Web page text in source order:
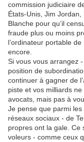
commission judiciaire
États-Unis, Jim
Blanche pour qu’il
fraude plus ou moins
l’ordinateur portable
encore.
Si vous vous arrangez
position de
continuer à gagner de
piste et vos milliards
avocats, mais pas à
Je pense que parmi
réseaux sociaux - de
propres ont la gale. Ce
voleurs - comme ceux